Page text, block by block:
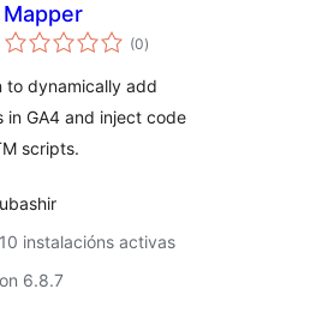
Mapper
(0valoracións
totais
)
to dynamically add
in GA4 and inject code
scripts.
instalacións activas
6.8.7